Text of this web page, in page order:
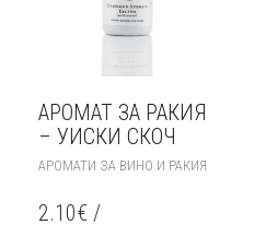
АРОМАТ ЗА РАКИЯ
– УИСКИ СКОЧ
АРОМАТИ ЗА ВИНО И РАКИЯ
2.10€ /